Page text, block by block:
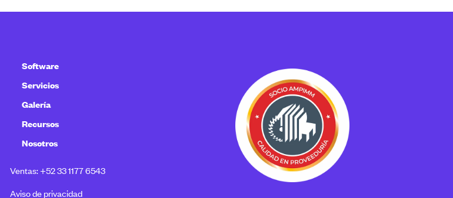
Software
Servicios
Galería
Recursos
Nosotros
Ventas: +52 33 1177 6543
Aviso de privacidad